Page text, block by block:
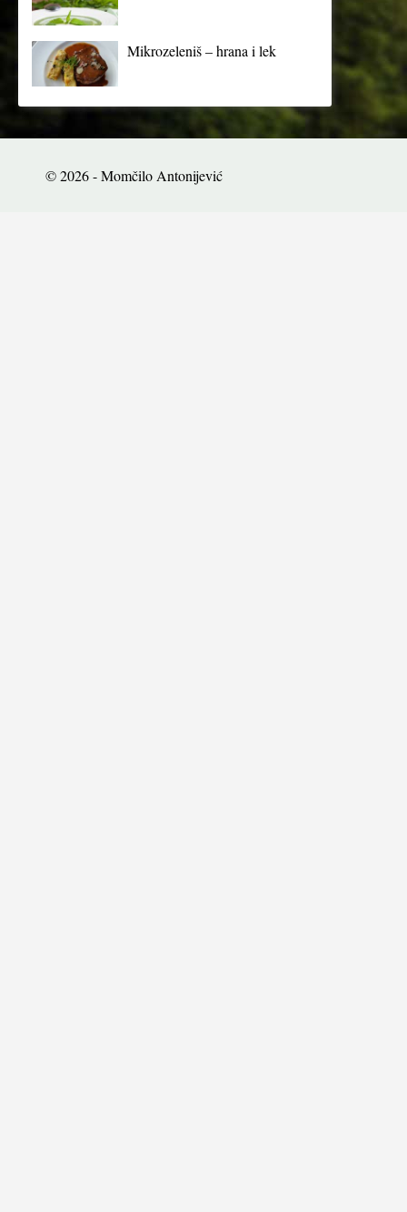
Mikrozeleniš – hrana i lek
© 2026 - Momčilo Antonijević